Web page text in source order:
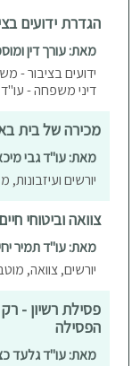
הגדרת ידועים
מאת: עורך דין
ידועים בציבור -
דיני משפחה -
מכירה של בית באזור
מאת: עו"ד גבי
יורשים
צוואה וביטוחי חיים
מאת: עו"ד תמיר
יורשים, צוואה,
פסילת רשיון -
הפסילה
מאת: עו"ד גלעד